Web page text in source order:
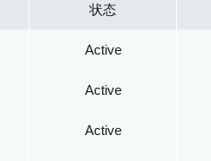
状态
Active
Active
Active